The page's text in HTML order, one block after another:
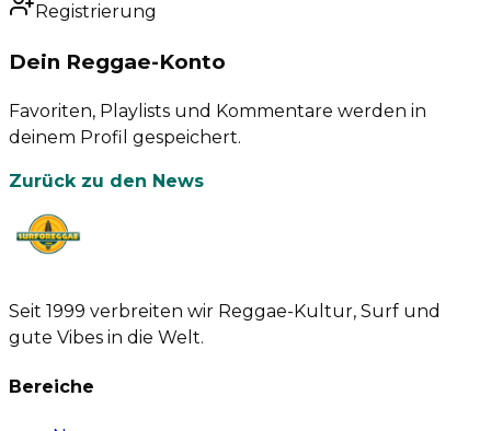
Registrierung
Dein Reggae-Konto
Favoriten, Playlists und Kommentare werden in
deinem Profil gespeichert.
Zurück zu den News
Seit 1999 verbreiten wir Reggae-Kultur, Surf und
gute Vibes in die Welt.
Bereiche